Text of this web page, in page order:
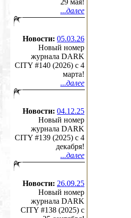
29 мая!
...далее
Новости: 05.03.26
Новый номер
журнала DARK
CITY #140 (2026) c 4
марта!
...далее
Новости: 04.12.25
Новый номер
журнала DARK
CITY #139 (2025) c 4
декабря!
...далее
Новости: 26.09.25
Новый номер
журнала DARK
CITY #138 (2025) c